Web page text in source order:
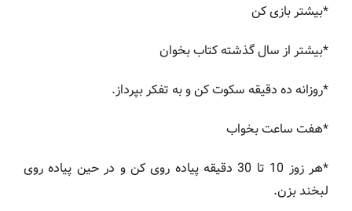
*بیشتر بازی کن
*بیشتر از سال گذشته کتاب بخوان
*روزانه ده دقیقه سکوت کن و به تفکر بپرداز.
*هفت ساعت بخواب
*هر زوز 10 تا 30 دقیقه پیاده روی کن و در حین پیاده روی
لبخند بزن.